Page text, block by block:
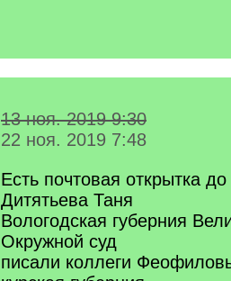
13 ноя. 2019 9:30
22 ноя. 2019 7:48
Есть почтовая открытка
Дитятьева Таня
Вологодская губерния
Окружной суд
писали коллеги